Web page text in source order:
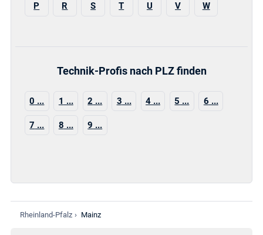
P R S T U V W
Technik-Profis nach PLZ finden
0 1 2 3 4 5 6
7 8 9
Rheinland-Pfalz › Mainz